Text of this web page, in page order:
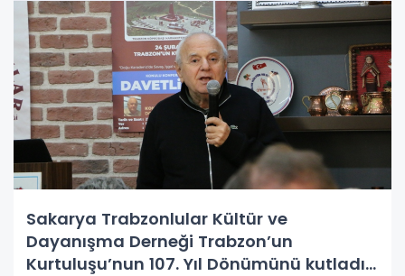
Sakarya Trabzonlular Kültür ve
Dayanışma Derneği Trabzon’un
Kurtuluşu’nun 107. Yıl Dönümünü kutladı,